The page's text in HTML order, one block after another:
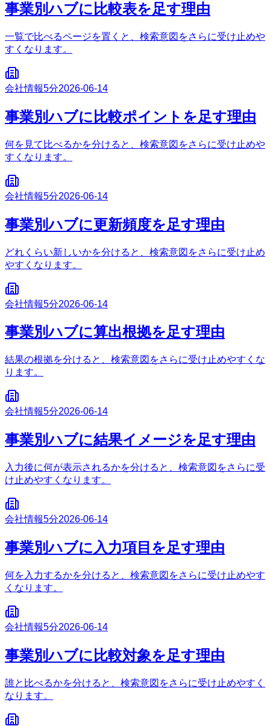
事業別ハブに比較表を足す理由
一覧で比べるページを置くと、検索意図をさらに受け止めや
すくなります。
会社情報5分2026-06-14
事業別ハブに比較ポイントを足す理由
何を見て比べるかを分けると、検索意図をさらに受け止めや
すくなります。
会社情報5分2026-06-14
事業別ハブに更新頻度を足す理由
どれくらい新しいかを分けると、検索意図をさらに受け止め
やすくなります。
会社情報5分2026-06-14
事業別ハブに算出根拠を足す理由
結果の根拠を分けると、検索意図をさらに受け止めやすくな
ります。
会社情報5分2026-06-14
事業別ハブに結果イメージを足す理由
入力後に何が表示されるかを分けると、検索意図をさらに受
け止めやすくなります。
会社情報5分2026-06-14
事業別ハブに入力項目を足す理由
何を入力するかを分けると、検索意図をさらに受け止めやす
くなります。
会社情報5分2026-06-14
事業別ハブに比較対象を足す理由
誰と比べるかを分けると、検索意図をさらに受け止めやすく
なります。